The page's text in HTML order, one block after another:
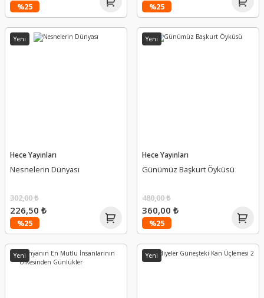
%25 %25
Yeni
Hece Yayınları
Nesnelerin Dünyası
%25
302,00 ₺
226,50 ₺
Yeni
Hece Yayınları
Günümüz Başkurt Öyküsü
%25
480,00 ₺
360,00 ₺
Yeni Yeni